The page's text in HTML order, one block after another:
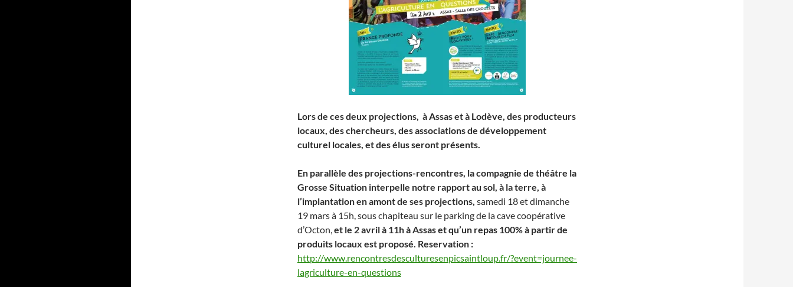
Lors de ces deux projections, à Assas et à Lodève, des producteurs
locaux, des chercheurs, des associations de développement
culturel locales, et des élus seront présents.
En parallèle des projections-rencontres, la compagnie de théâtre la
Grosse Situation interpelle notre rapport au sol, à la terre, à
l’implantation en amont de ses projections, samedi 18 et dimanche
19 mars à 15h, sous chapiteau sur le parking de la cave coopérative
d’Octon,et le 2 avril à 11h à Assas et qu’un repas 100% à partir de
produits locaux est proposé. Reservation :
http://www.rencontresdesculturesenpicsaintloup.fr/?event=journee-
lagriculture-en-questions